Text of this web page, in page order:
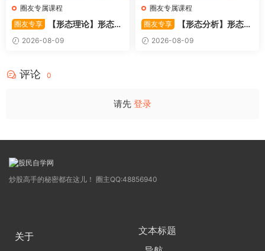
圈友专属课程
圈友专享
【形态理论】形态理
论赢利实战 13种抄底方法和1
3种减仓方法(高清) 1PDF文章
2026-08-09
圈友专属课程
圈友专享
【形态分析】形态分
析精要 一套完整的股市分析方
法(高清) 1PDF文章
2026-08-09
评论 0
请先 登录
炒股高手的秘密都在这儿！ 圈主QQ:48856940
关于
文本标题